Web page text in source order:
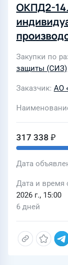
ОКПД2-
ПРОД-
Закупки по
защиты (СИЗ)
Заказчик АО
317 338 ₽
Дата
Дата и время
2026 г., 15:00
6 дней